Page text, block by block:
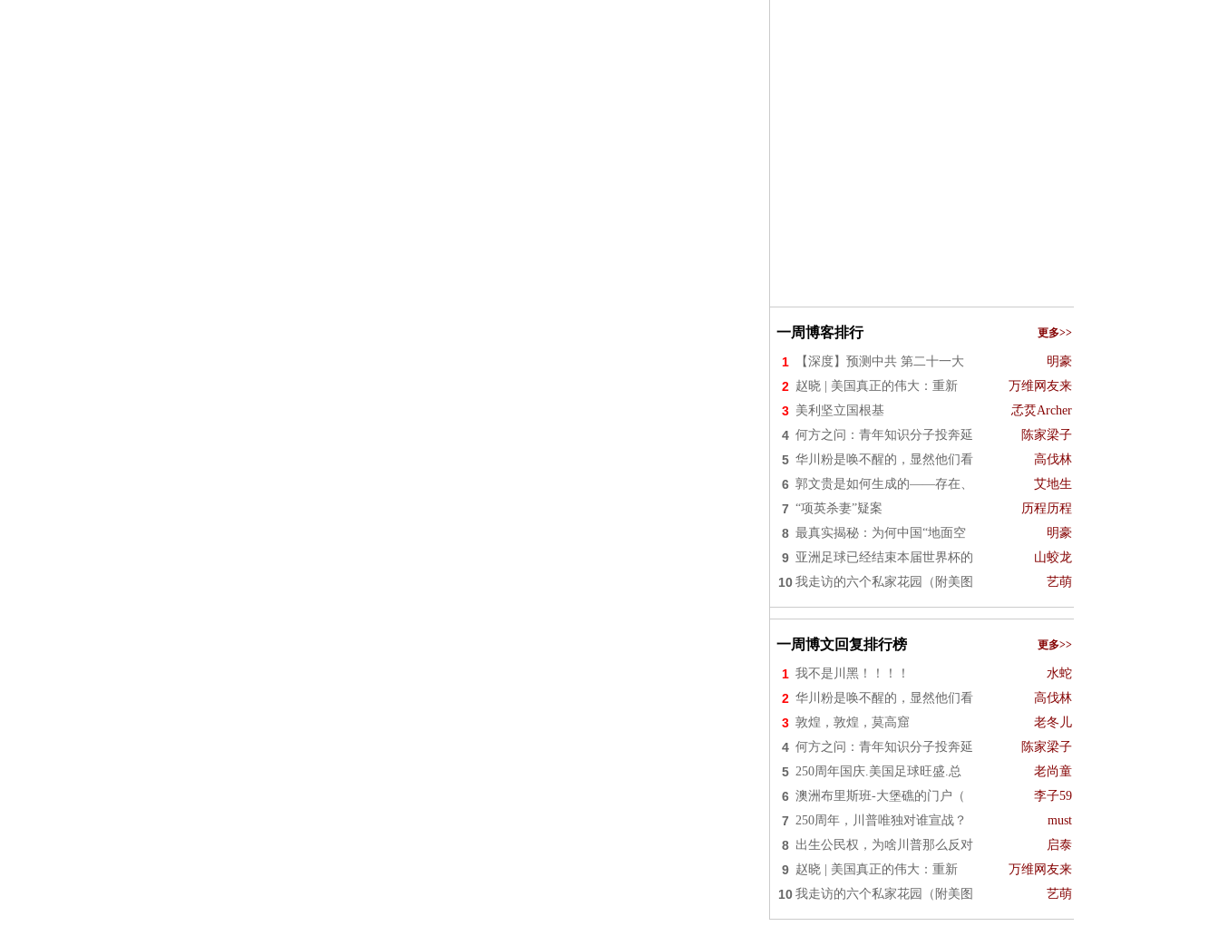
一周博客排行 更多>>
1 【深度】预测中共 第二十一大 明豪
2 赵晓 | 美国真正的伟大：重新 万维网友来
3 美利坚立国根基 孞烎Archer
4 何方之问：青年知识分子投奔延 陈家梁子
5 华川粉是唤不醒的，显然他们看 高伐林
6 郭文贵是如何生成的——存在、 艾地生
7 “项英杀妻”疑案 历程历程
8 最真实揭秘：为何中国“地面空 明豪
9 亚洲足球已经结束本届世界杯的 山蛟龙
10 我走访的六个私家花园（附美图 艺萌
一周博文回复排行榜 更多>>
1 我不是川黑！！！！ 水蛇
2 华川粉是唤不醒的，显然他们看 高伐林
3 敦煌，敦煌，莫高窟 老冬儿
4 何方之问：青年知识分子投奔延 陈家梁子
5 250周年国庆.美国足球旺盛.总 老尚童
6 澳洲布里斯班-大堡礁的门户（ 李子59
7 250周年，川普唯独对谁宣战？ must
8 出生公民权，为啥川普那么反对 启泰
9 赵晓 | 美国真正的伟大：重新 万维网友来
10 我走访的六个私家花园（附美图 艺萌